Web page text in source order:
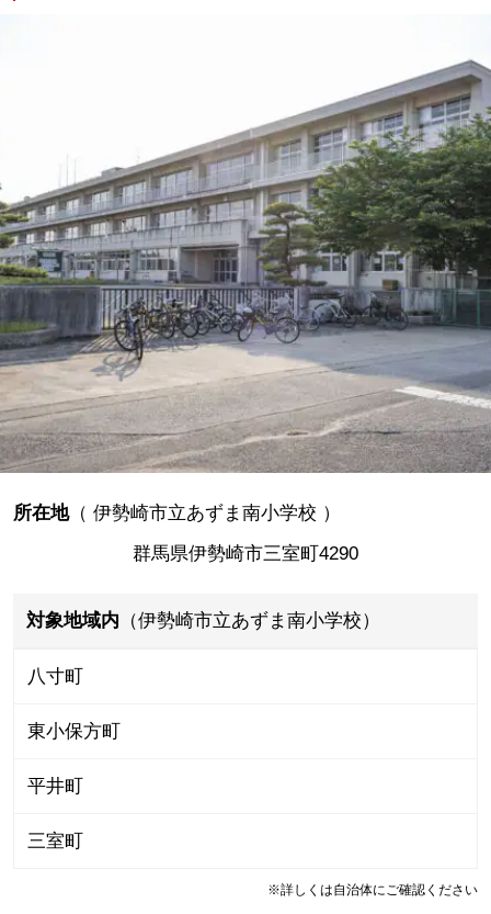
所在地（ 伊勢崎市立あずま南小学校 ）
群馬県伊勢崎市三室町4290
対象地域内 （伊勢崎市立あずま南小学校）
八寸町
東小保方町
平井町
三室町
※詳しくは自治体にご確認ください